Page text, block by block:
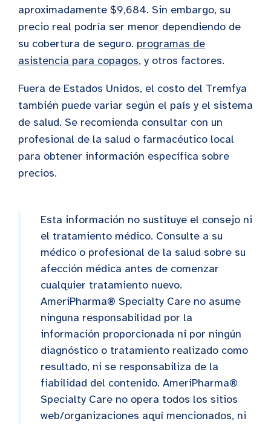
aproximadamente $9,684. Sin embargo, su
precio real podría ser menor dependiendo de
su cobertura de seguro. programas de
asistencia para copagos, y otros factores.
Fuera de Estados Unidos, el costo del Tremfya
también puede variar según el país y el sistema
de salud. Se recomienda consultar con un
profesional de la salud o farmacéutico local
para obtener información específica sobre
precios.
Esta información no sustituye el consejo ni
el tratamiento médico. Consulte a su
médico o profesional de la salud sobre su
afección médica antes de comenzar
cualquier tratamiento nuevo.
AmeriPharma® Specialty Care no asume
ninguna responsabilidad por la
información proporcionada ni por ningún
diagnóstico o tratamiento realizado como
resultado, ni se responsabiliza de la
fiabilidad del contenido. AmeriPharma®
Specialty Care no opera todos los sitios
web/organizaciones aquí mencionados, ni